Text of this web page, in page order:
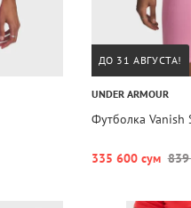
ДО 31 АВГУСТА!
UNDER ARMOUR
Футболка Vanish
335 600 сум